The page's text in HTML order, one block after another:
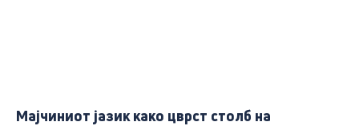
Мајчиниот јазик како цврст столб на